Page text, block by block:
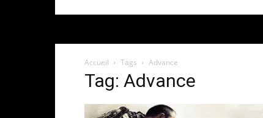
Accueil Tags Advance
Tag: Advance